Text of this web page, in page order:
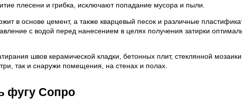
плесени и грибка, исключают попадание мусора и пыли.
в основе цемент, а также кварцевый песок и различные
с водой перед нанесением в целях получения затирки
швов керамической кладки, бетонных плит, стеклянной
так и снаружи помещения, на стенах и полах.
фугу Сопро